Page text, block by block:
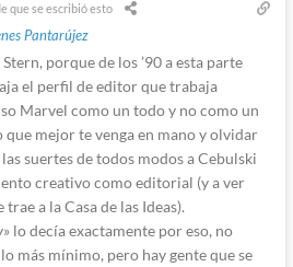
que se escribió esto
Pantarújez
porque de los ’90 a esta parte
el perfil de editor que trabaja
Marvel como un todo y no como un
mejor te venga en mano y olvidar
suertes de todos modos a Cebulski
creativo como editorial (y a ver
a la Casa de las Ideas).
lo decía exactamente por eso, no
más mínimo, pero hay gente que se